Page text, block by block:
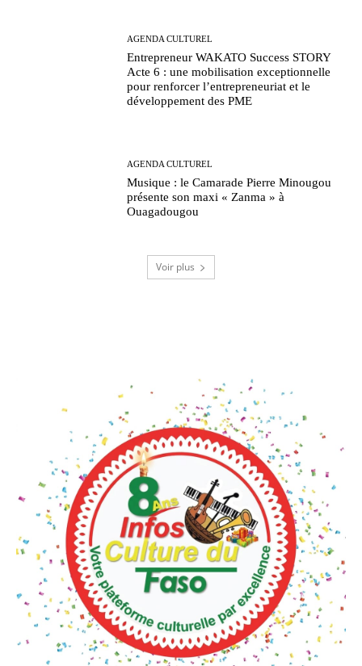
AGENDA CULTUREL
Entrepreneur WAKATO Success STORY
Acte 6 : une mobilisation exceptionnelle
pour renforcer l’entrepreneuriat et le
développement des PME
AGENDA CULTUREL
Musique : le Camarade Pierre Minougou
présente son maxi « Zanma » à
Ouagadougou
Voir plus